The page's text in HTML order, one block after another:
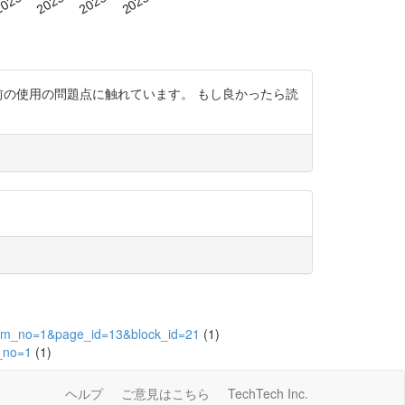
使用の問題点に触れています。 もし良かったら読
(1)
(1)
ヘルプ ご意見はこちら TechTech Inc.